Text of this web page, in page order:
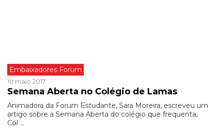
Embaixadores Forum
10 maio 2017
Semana Aberta no Colégio de Lamas
Animadora da Forum Estudante, Sara Moreira, escreveu um
artigo sobre a Semana Aberta do colégio que frequenta,
Col ...